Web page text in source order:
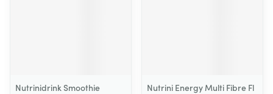
Nutrinidrink Smoothie
Nutrini Energy Multi Fibre Fl